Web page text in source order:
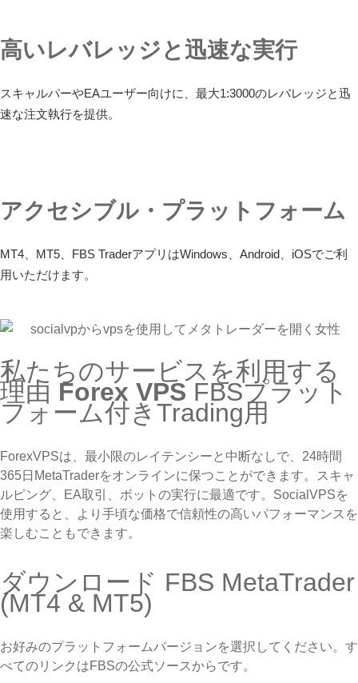
高いレバレッジと迅速な実行
スキャルパーやEAユーザー向けに、最大1:3000のレバレッジと迅
速な注文執行を提供。
アクセシブル・プラットフォーム
MT4、MT5、FBS TraderアプリはWindows、Android、iOSでご利
用いただけます。
私たちのサービスを利用する
理由 Forex VPSFBSプラット
フォーム付きTrading用
ForexVPSは、最小限のレイテンシーと中断なしで、24時間
365日MetaTraderをオンラインに保つことができます。スキャ
ルピング、EA取引、ボットの実行に最適です。SocialVPSを
使用すると、より手頃な価格で信頼性の高いパフォーマンスを
楽しむこともできます。
ダウンロード FBS MetaTrader
(MT4 & MT5)
お好みのプラットフォームバージョンを選択してください。す
べてのリンクはFBSの公式ソースからです。